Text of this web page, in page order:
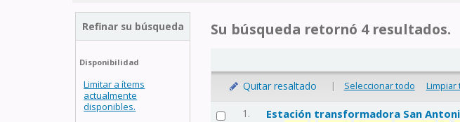
Refinar su búsqueda
Disponibilidad
Limitar a ítems
actualmente
disponibles.
Su búsqueda retornó 4 resultados.
Quitar resaltado | Seleccionar todo Limpiar
1. Estación transformadora San